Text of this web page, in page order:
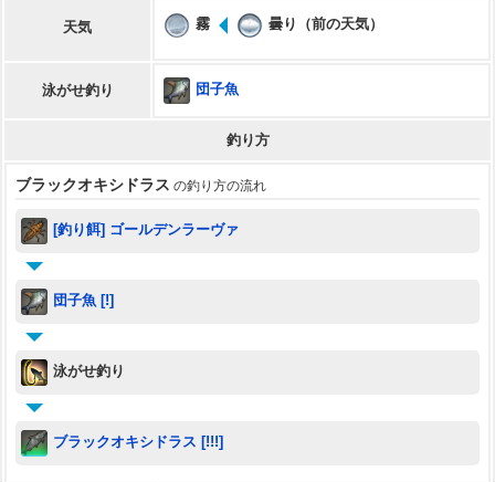
天気 霧 曇り（前の天気）
泳がせ釣り 団子魚
釣り方
ブラックオキシドラス の釣り方の流れ
[釣り餌] ゴールデンラーヴァ
団子魚 [!]
泳がせ釣り
ブラックオキシドラス [!!!]